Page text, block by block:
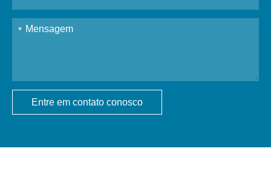
Entre em contato conosco